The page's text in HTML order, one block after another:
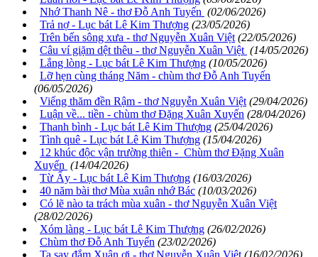
Nhớ Thanh Nê - thơ Đỗ Anh Tuyến (02/06/2026)
Trả nợ - Lục bát Lê Kim Thượng (23/05/2026)
Trên bến sông xưa - thơ Nguyễn Xuân Việt (22/05/2026)
Câu ví giặm dệt thêu - thơ Nguyễn Xuân Việt (14/05/2026)
Lắng lòng - Lục bát Lê Kim Thượng (10/05/2026)
Lỡ hẹn cùng tháng Năm - chùm thơ Đỗ Anh Tuyến
(06/05/2026)
Viếng thăm đền Rậm - thơ Nguyễn Xuân Việt (29/04/2026)
Luận về... tiền - chùm thơ Đặng Xuân Xuyến (28/04/2026)
Thanh bình - Lục bát Lê Kim Thượng (25/04/2026)
Tình quê - Lục bát Lê Kim Thượng (15/04/2026)
12 khúc độc vận trường thiên - Chùm thơ Đặng Xuân
Xuyến (14/04/2026)
Từ Ấy - Lục bát Lê Kim Thượng (16/03/2026)
40 năm bài thơ Mùa xuân nhớ Bác (10/03/2026)
Có lẽ nào ta trách mùa xuân - thơ Nguyễn Xuân Việt
(28/02/2026)
Xóm làng - Lục bát Lê Kim Thượng (26/02/2026)
Chùm thơ Đỗ Anh Tuyến (23/02/2026)
Ta say đắm Xuân ơi - thơ Nguyễn Xuân Việt (16/02/2026)